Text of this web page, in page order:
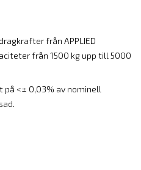
från APPLIED
från 1500 kg upp till 5000
<± 0,03% av nominell